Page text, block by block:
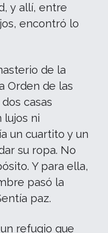
y allí, entre
encontró lo
de la
Orden de las
casas
lujos ni
un cuartito y un
su ropa. No
Y para ella,
pasó la
paz.
refugio que